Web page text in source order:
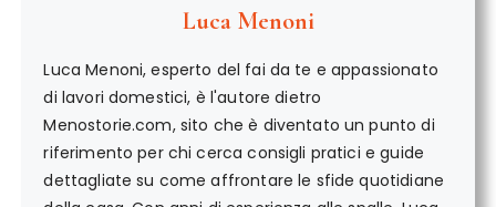
Luca Menoni
Luca Menoni, esperto del fai da te e appassionato
di lavori domestici, è l'autore dietro
Menostorie.com, sito che è diventato un punto di
riferimento per chi cerca consigli pratici e guide
dettagliate su come affrontare le sfide quotidiane